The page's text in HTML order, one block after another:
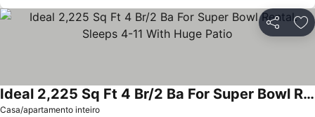
Partilhar
Casa/apartamento inteiro
Ideal 2,225 Sq Ft 4 Br/2 Ba For Super Bowl Rental. Sleeps 4-11 With Huge Patio